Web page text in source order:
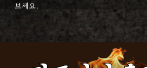
보세요.